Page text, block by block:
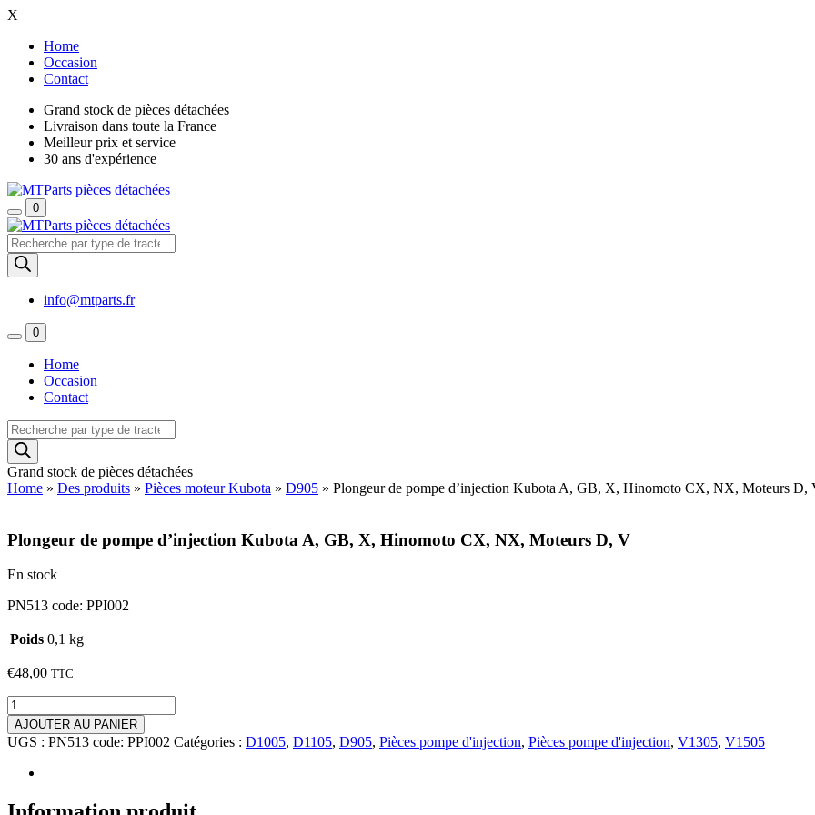
X
Home
Occasion
Contact
Grand stock de pièces détachées
Livraison dans toute la France
Meilleur prix et service
30 ans d'expérience
0
Recherche
de
produits
info@mtparts.fr
0
Home
Occasion
Contact
Recherche
de
produits
Grand stock de pièces détachées
Home » Des produits » Pièces moteur Kubota » D905 » Plongeur de pompe d’injection Kubota A, GB, X, Hinomoto CX, NX, Moteurs D,
Plongeur de pompe d’injection Kubota A, GB, X, Hinomoto CX, NX, Moteurs D, V
En stock
PN513 code: PPI002
Poids 0,1 kg
€48,00 TTC
quantité
de
Plongeur
de
pompe
Kubota
AJOUTER AU PANIER
UGS : PN513 code: PPI002 Catégories : D1005, D1105, D905, Pièces pompe d'injection, Pièces pompe d'injection, V1305, V1505